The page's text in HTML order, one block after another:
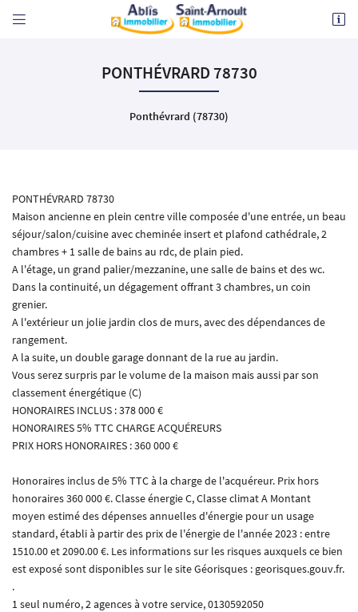
 
78730 ST ARNOULT EN YVELINES
Adresse email de réception
En cochant cette case, vous consentez à recevoir nos propositions commerciales à l'adresse
email indiqué ci-dessus. Vous pouvez vous désinscrire à tout moment en utilisant le
PONTHÉVRARD 78730
Ponthévrard (78730)
PONTHÉVRARD 78730
Maison ancienne en plein centre ville composée d'une entrée, un beau
séjour/salon/cuisine avec cheminée insert et plafond cathédrale, 2
chambres + 1 salle de bains au rdc, de plain pied.
A l'étage, un grand palier/mezzanine, une salle de bains et des wc.
Dans la continuité, un dégagement offrant 3 chambres, un coin
grenier.
A l'extérieur un jolie jardin clos de murs, avec des dépendances de
rangement.
A la suite, un double garage donnant de la rue au jardin.
Vous serez surpris par le volume de la maison mais aussi par son
classement énergétique (C)
HONORAIRES INCLUS : 378 000 €
HONORAIRES 5% TTC CHARGE ACQUÉREURS
PRIX HORS HONORAIRES : 360 000 €
Honoraires inclus de 5% TTC à la charge de l'acquéreur. Prix hors
honoraires 360 000 €. Classe énergie C, Classe climat A Montant
moyen estimé des dépenses annuelles d'énergie pour un usage
standard, établi à partir des prix de l'énergie de l'année 2023 : entre
1510.00 et 2090.00 €. Les informations sur les risques auxquels ce bien
est exposé sont disponibles sur le site Géorisques : georisques.gouv.fr.
.
1 seul numéro, 2 agences à votre service, 0130592050